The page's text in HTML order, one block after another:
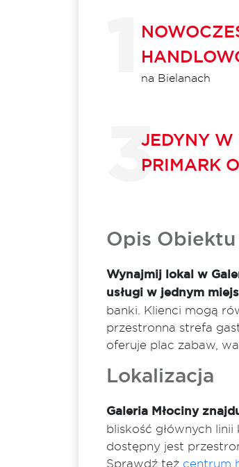
na Bielanach
JEDYNY
PRIMARK
Opis Obiektu
Wynajmij lokal w
usługi w jednym
banki. Klienci mogą
przestronna strefa
oferuje plac zabaw,
Lokalizacja
Galeria Młociny
bliskość głównych
dostępny jest
Sprawdź też centrum